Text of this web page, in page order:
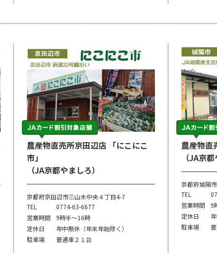
農産物直売所京田辺店 「にこにこ
市」
（JA京都やましろ）
京都府京田辺市三山木中央４丁目4-7
TEL
0774-63-6677
営業時間
9時半～16時
定休日
年中無休（年末年始除く）
駐車場
普通車２１台
農産物直
（JA京
京都府城陽
TEL
営業時間
9
定休日
駐車場